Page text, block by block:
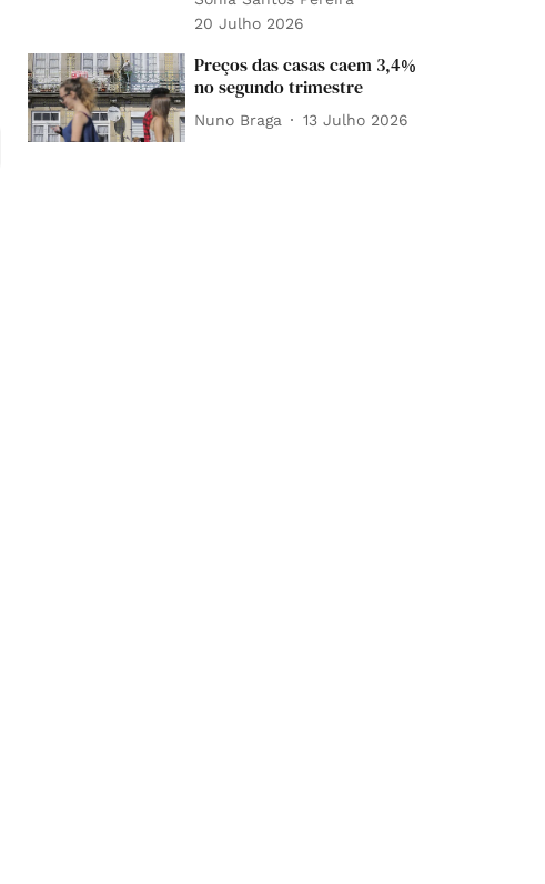
20 Julho 2026
Preços das casas caem 3,4%
no segundo trimestre
Nuno Braga 13 Julho 2026